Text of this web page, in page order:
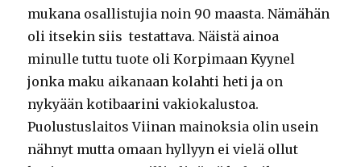
mukana osallistujia noin 90 maasta. Nämähän
oli itsekin siis testattava. Näistä ainoa
minulle tuttu tuote oli Korpimaan Kyynel
jonka maku aikanaan kolahti heti ja on
nykyään kotibaarini vakiokalustoa.
Puolustuslaitos Viinan mainoksia olin usein
nähnyt mutta omaan hyllyyn ei vielä ollut